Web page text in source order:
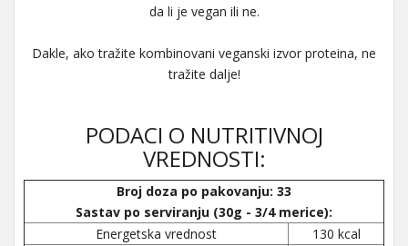
da li je vegan ili ne.
Dakle, ako tražite kombinovani veganski izvor proteina, ne
tražite dalje!
PODACI O NUTRITIVNOJ
VREDNOSTI:
Broj doza po pakovanju: 33
Sastav po serviranju (30g - 3/4 merice):
Energetska vrednost
130 kcal